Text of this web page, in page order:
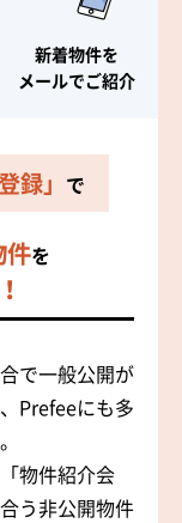
新着物件を
メールでご紹介
録」 で
件を
で一般公開が
Prefeeにも多
物件紹介会
う非公開物件